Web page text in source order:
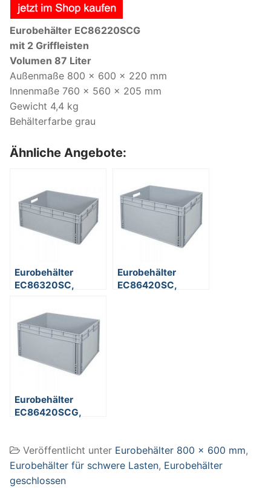
Eurobehälter EC86220SCG
mit 2 Griffleisten
Volumen 87 Liter
Außenmaße 800 x 600 x 220 mm
Innenmaße 760 x 560 x 205 mm
Gewicht 4,4 kg
Behälterfarbe grau
Ähnliche Angebote:
Eurobehälter
EC86320SC,
Durchfaßgriffe,
Polypropylen-
Kunststoff (PP),
lebensmittelecht,
LxBxH 800 x 600 x
320 mm, 130 Liter,
Eurobehälter
EC86420SC,
Eurobehälter
EC86420SCG,
Polypropylen-
Kunststoff (PP),
lebensmittelecht,
LxBxH 800 x 600 x
Veröffentlicht unter Eurobehälter 800 x 600 mm,
Eurobehälter für schwere Lasten, Eurobehälter
geschlossen